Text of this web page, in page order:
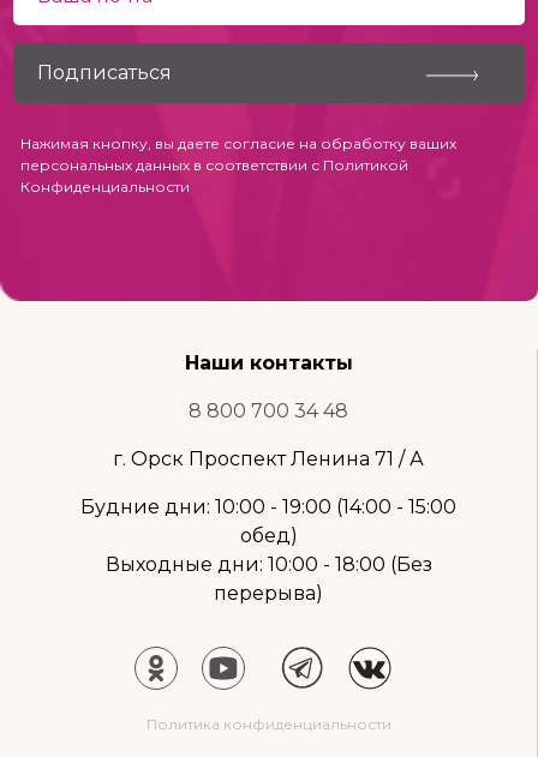
Нажимая кнопку, вы даете согласие на обработку ваших
персональных данных в соответствии с Политикой
Конфиденциальности
Наши контакты
8 800 700 34 48
г. Орск Проспект Ленина 71 / А
Будние дни: 10:00 - 19:00 (14:00 - 15:00
обед)
Выходные дни: 10:00 - 18:00 (Без
перерыва)
Политика конфиденциальности